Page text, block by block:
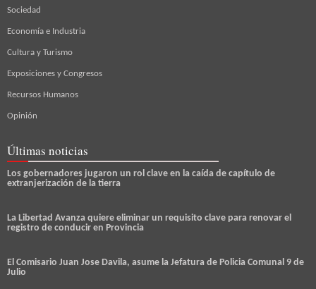
Sociedad
Economía e Industria
Cultura y Turismo
Exposiciones y Congresos
Recursos Humanos
Opinión
Últimas noticias
Los gobernadores jugaron un rol clave en la caída de capítulo de
extranjerización de la tierra
La Libertad Avanza quiere eliminar un requisito clave para renovar el
registro de conducir en Provincia
El Comisario Juan Jose Davila, asume la Jefatura de Policia Comunal 9 de
Julio